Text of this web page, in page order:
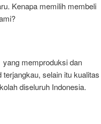
Kenapa memilih membeli
memproduksi dan
selain itu kualitas
diseluruh Indonesia.